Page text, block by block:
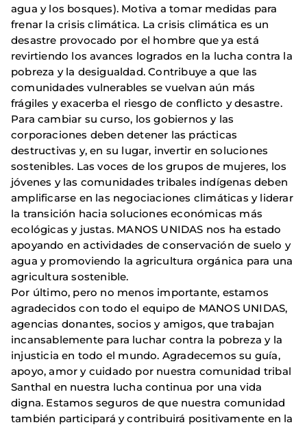
agua y los bosques). Motiva a tomar medidas para
frenar la crisis climática. La crisis climática es un
desastre provocado por el hombre que ya está
revirtiendo los avances logrados en la lucha contra la
pobreza y la desigualdad. Contribuye a que las
comunidades vulnerables se vuelvan aún más
frágiles y exacerba el riesgo de conflicto y desastre.
Para cambiar su curso, los gobiernos y las
corporaciones deben detener las prácticas
destructivas y, en su lugar, invertir en soluciones
sostenibles. Las voces de los grupos de mujeres, los
jóvenes y las comunidades tribales indígenas deben
amplificarse en las negociaciones climáticas y liderar
la transición hacia soluciones económicas más
ecológicas y justas. MANOS UNIDAS nos ha estado
apoyando en actividades de conservación de suelo y
agua y promoviendo la agricultura orgánica para una
agricultura sostenible.
Por último, pero no menos importante, estamos
agradecidos con todo el equipo de MANOS UNIDAS,
agencias donantes, socios y amigos, que trabajan
incansablemente para luchar contra la pobreza y la
injusticia en todo el mundo. Agradecemos su guía,
apoyo, amor y cuidado por nuestra comunidad tribal
Santhal en nuestra lucha continua por una vida
digna. Estamos seguros de que nuestra comunidad
también participará y contribuirá positivamente en la